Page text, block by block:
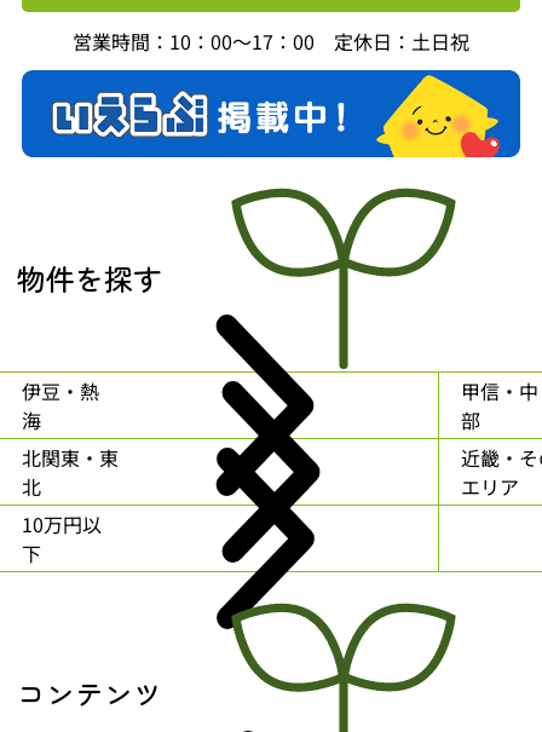
営業時間：10：00～17：00 定休日：土日祝
物件を探す
伊豆・熱
海
甲信・中
部
北関東・東
北
近畿・
エリア
10万円以
下
コンテンツ